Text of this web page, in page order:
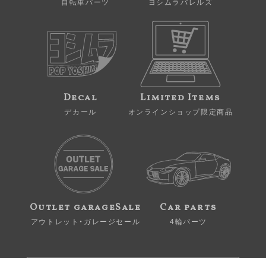
自転車パーツ ヨシムラバレルズ
Decal
デカール
Limited Items
オンラインショップ限定商品
Outlet garageSale
アウトレット・ガレージセール
Car parts
4輪パーツ